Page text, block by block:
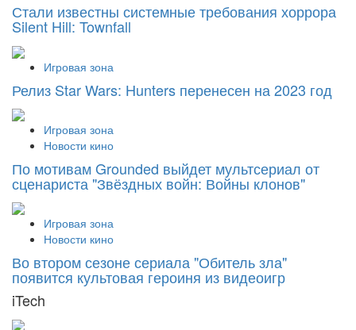
Стали известны системные требования хоррора
Silent Hill: Townfall
Игровая зона
Релиз Star Wars: Hunters перенесен на 2023 год
Игровая зона
Новости кино
По мотивам Grounded выйдет мультсериал от
сценариста "Звёздных войн: Войны клонов"
Игровая зона
Новости кино
Во втором сезоне сериала "Обитель зла"
появится культовая героиня из видеоигр
iTech